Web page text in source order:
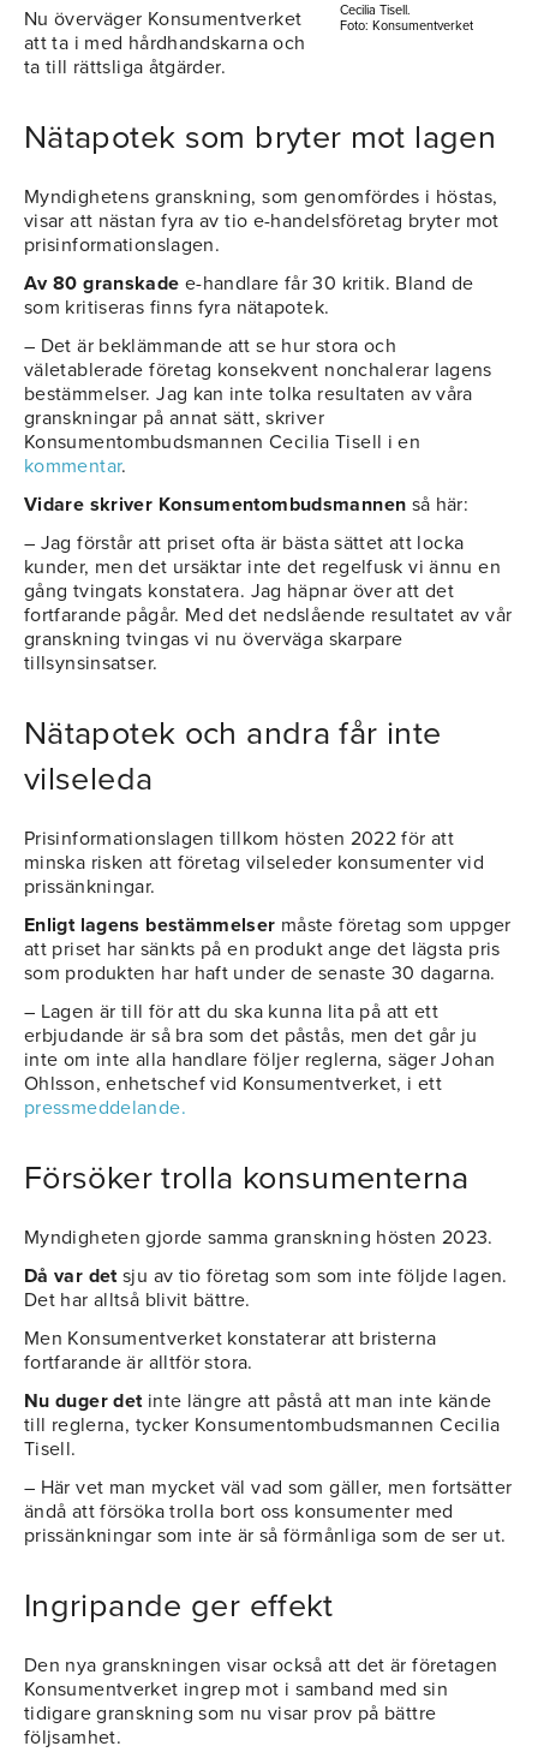
Cecilia Tisell.
Foto: Konsumentverket
Nu överväger Konsumentverket
att ta i med hårdhandskarna och
ta till rättsliga åtgärder.
Nätapotek som bryter mot lagen
Myndighetens granskning, som genomfördes i höstas,
visar att nästan fyra av tio e-handelsföretag bryter mot
prisinformationslagen.
Av 80 granskade e-handlare får 30 kritik. Bland de
som kritiseras finns fyra nätapotek.
– Det är beklämmande att se hur stora och
väletablerade företag konsekvent nonchalerar lagens
bestämmelser. Jag kan inte tolka resultaten av våra
granskningar på annat sätt, skriver
Konsumentombudsmannen Cecilia Tisell i en
kommentar.
Vidare skriver Konsumentombudsmannen så här:
– Jag förstår att priset ofta är bästa sättet att locka
kunder, men det ursäktar inte det regelfusk vi ännu en
gång tvingats konstatera. Jag häpnar över att det
fortfarande pågår. Med det nedslående resultatet av vår
granskning tvingas vi nu överväga skarpare
tillsynsinsatser.
Nätapotek och andra får inte
vilseleda
Prisinformationslagen tillkom hösten 2022 för att
minska risken att företag vilseleder konsumenter vid
prissänkningar.
Enligt lagens bestämmelser måste företag som uppger
att priset har sänkts på en produkt ange det lägsta pris
som produkten har haft under de senaste 30 dagarna.
– Lagen är till för att du ska kunna lita på att ett
erbjudande är så bra som det påstås, men det går ju
inte om inte alla handlare följer reglerna, säger Johan
Ohlsson, enhetschef vid Konsumentverket, i ett
pressmeddelande.
Försöker trolla konsumenterna
Myndigheten gjorde samma granskning hösten 2023.
Då var detsju av tio företag som som inte följde lagen.
Det har alltså blivit bättre.
Men Konsumentverket konstaterar att bristerna
fortfarande är alltför stora.
Nu duger detinte längre att påstå att man inte kände
till reglerna, tycker Konsumentombudsmannen Cecilia
Tisell.
– Här vet man mycket väl vad som gäller, men fortsätter
ändå att försöka trolla bort oss konsumenter med
prissänkningar som inte är så förmånliga som de ser ut.
Ingripande ger effekt
Den nya granskningen visar också att det är företagen
Konsumentverket ingrep mot i samband med sin
tidigare granskning som nu visar prov på bättre
följsamhet.